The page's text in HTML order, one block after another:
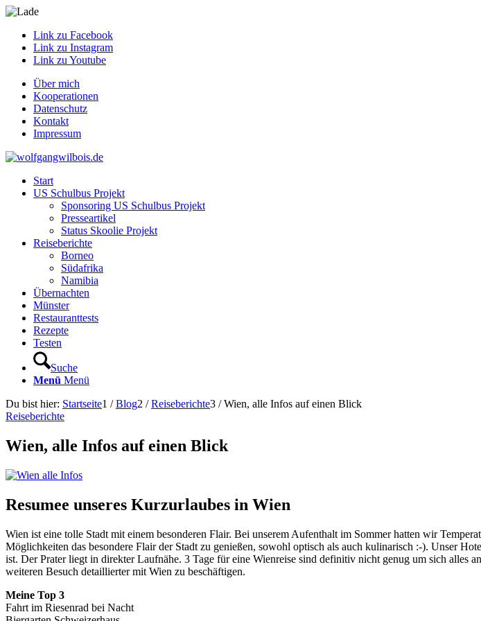
Link zu Facebook
Link zu Instagram
Link zu Youtube
Über mich
Kooperationen
Datenschutz
Kontakt
Impressum
Start
US Schulbus Projekt
Sponsoring US Schulbus Projekt
Presseartikel
Status Skoolie Projekt
Reiseberichte
Borneo
Südafrika
Namibia
Übernachten
Münster
Restauranttests
Rezepte
Testen
Suche
Menü Menü
Du bist hier: Startseite1 / Blog2 / Reiseberichte3 / Wien, alle Infos auf einen Blick
Reiseberichte
Wien, alle Infos auf einen Blick
Resumee unseres Kurzurlaubes in Wien
Wien ist eine tolle Stadt mit einem besonderen Flair. Bei unserem Aufenthalt im Sommer hatten wir
Möglichkeiten das besondere Flair der Stadt zu genießen, sowohl optisch als auch kulinarisch :-). Unser
ist. Der Prater liegt in direkter Laufnähe. 3 Tage für eine Wienreise sind definitiv nicht genug um sich alles
weiteren Besuch detaillierter mit Wien zu beschäftigen.
Meine Top 3
Fahrt im Riesenrad bei Nacht